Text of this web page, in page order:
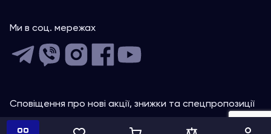
Ми в соц. мережах
Сповіщення про нові акції, знижки та спецпропозиції